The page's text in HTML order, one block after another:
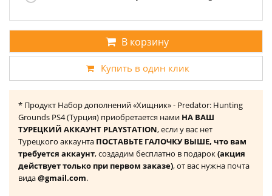
В корзину
Купить в один клик
* Продукт Набор дополнений «Хищник» - Predator: Hunting
Grounds PS4 (Турция) приобретается нами НА ВАШ
ТУРЕЦКИЙ АККАУНТ PLAYSTATION, если у вас нет
Турецкого аккаунта ПОСТАВЬТЕ ГАЛОЧКУ ВЫШЕ, что вам
требуется аккаунт, создадим бесплатно в подарок(акция
действует только при первом заказе), от вас нужна почта
вида@gmail.com.